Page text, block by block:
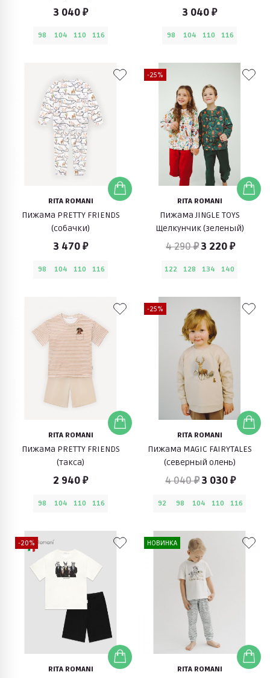
3 040 ₽
98 104 110 116
3 040 ₽
98 104 110 116
RITA ROMANI
Пижама PRETTY FRIENDS
(собачки)
3 470 ₽
98 104 110 116
-25%
RITA ROMANI
Пижама JINGLE TOYS
Щелкунчик (зеленый)
4 290 ₽3 220 ₽
122 128 134 140
RITA ROMANI
Пижама PRETTY FRIENDS
(такса)
2 940 ₽
98 104 110 116
-25%
RITA ROMANI
Пижама MAGIC FAIRYTALES
(северный олень)
4 040 ₽3 030 ₽
92 98 104 110 116
-20%
RITA ROMANI
НОВИНКА
RITA ROMANI